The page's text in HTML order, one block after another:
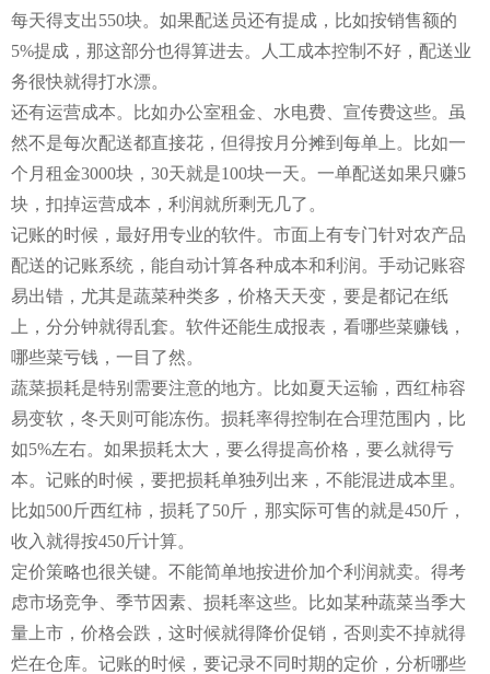
每天得支出550块。如果配送员还有提成，比如按销售额的
5%提成，那这部分也得算进去。人工成本控制不好，配送业
务很快就得打水漂。
还有运营成本。比如办公室租金、水电费、宣传费这些。虽
然不是每次配送都直接花，但得按月分摊到每单上。比如一
个月租金3000块，30天就是100块一天。一单配送如果只赚5
块，扣掉运营成本，利润就所剩无几了。
记账的时候，最好用专业的软件。市面上有专门针对农产品
配送的记账系统，能自动计算各种成本和利润。手动记账容
易出错，尤其是蔬菜种类多，价格天天变，要是都记在纸
上，分分钟就得乱套。软件还能生成报表，看哪些菜赚钱，
哪些菜亏钱，一目了然。
蔬菜损耗是特别需要注意的地方。比如夏天运输，西红柿容
易变软，冬天则可能冻伤。损耗率得控制在合理范围内，比
如5%左右。如果损耗太大，要么得提高价格，要么就得亏
本。记账的时候，要把损耗单独列出来，不能混进成本里。
比如500斤西红柿，损耗了50斤，那实际可售的就是450斤，
收入就得按450斤计算。
定价策略也很关键。不能简单地按进价加个利润就卖。得考
虑市场竞争、季节因素、损耗率这些。比如某种蔬菜当季大
量上市，价格会跌，这时候就得降价促销，否则卖不掉就得
烂在仓库。记账的时候，要记录不同时期的定价，分析哪些